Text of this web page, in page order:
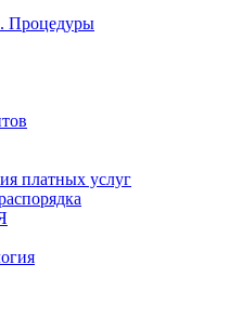
Процедуры
платных услуг